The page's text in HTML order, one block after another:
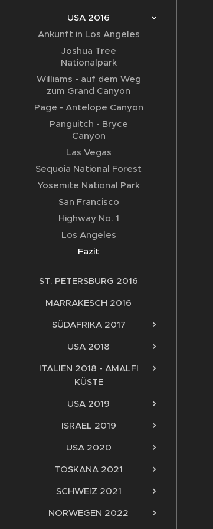
USA 2016
Ankunft in Los Angeles
Joshua Tree
Nationalpark
Williams - auf dem Weg
zum Grand Canyon
Page - Antelope Canyon
Panguitch - Bryce
Canyon
Las Vegas
Sequoia National Forest
Yosemite National Park
San Francisco
Highway No. 1
Los Angeles
Fazit
ST. PETERSBURG 2016
MARRAKESCH 2016
SÜDAFRIKA 2017
USA 2018
ITALIEN 2018 - AMALFI
KÜSTE
USA 2019
ISRAEL 2019
USA 2020
TOSKANA 2021
SCHWEIZ 2021
NORWEGEN 2022